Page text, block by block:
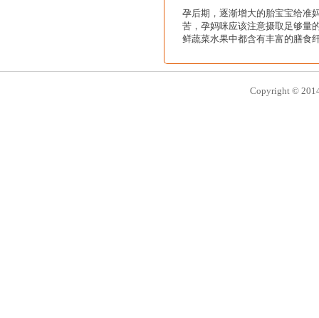
孕后期，逐渐增大的胎宝宝给准
苦，孕妈咪应该注意摄取足够量
鲜蔬菜水果中都含有丰富的膳食